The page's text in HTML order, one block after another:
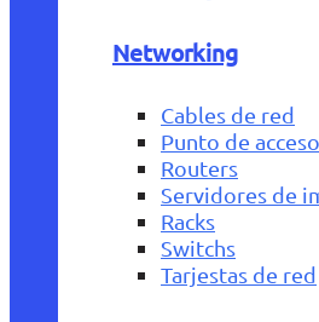
Networking
Cables de red
Punto de acceso
Routers
Servidores de
Racks
Switchs
Tarjestas de red